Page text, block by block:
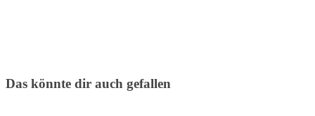
Das könnte dir auch gefallen